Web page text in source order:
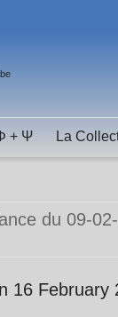
+ Ψ La
du 09-02-
16 February